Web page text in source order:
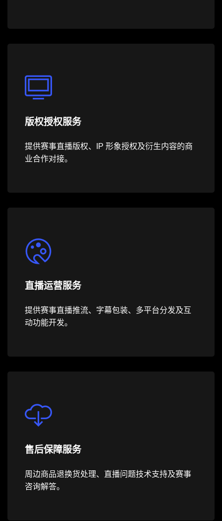
版权授权服务
提供赛事直播版权、IP 形象授权及衍生内容的商
业合作对接。
直播运营服务
提供赛事直播推流、字幕包装、多平台分发及互
动功能开发。
售后保障服务
周边商品退换货处理、直播问题技术支持及赛事
咨询解答。